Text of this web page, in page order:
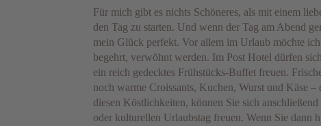
Für mich gibt es nichts Schöneres, als mit einem
den Tag zu starten. Und wenn der Tag am Abend
mein Glück perfekt. Vor allem im Urlaub möchte
begehrt, verwöhnt werden. Im Post Hotel dürfen
ein reich gedecktes Frühstücks-Buffet freuen.
noch warme Croissants, Kuchen, Wurst und Käse
diesen Köstlichkeiten, können Sie sich
oder kulturellen Urlaubstag freuen. Wenn Sie dann